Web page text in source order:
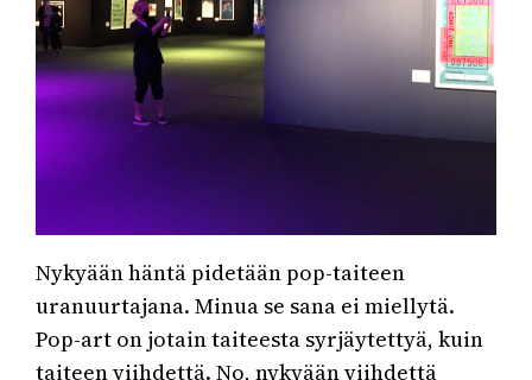
Nykyään häntä pidetään pop-taiteen
uranuurtajana. Minua se sana ei miellytä.
Pop-art on jotain taiteesta syrjäytettyä, kuin
taiteen viihdettä. No, nykyään viihdettä